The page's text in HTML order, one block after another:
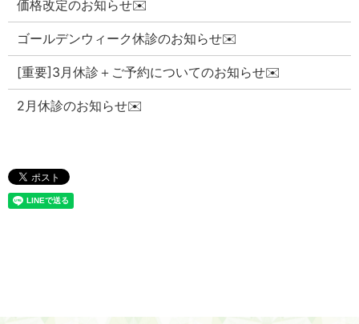
価格改定のお知らせ✉️
ゴールデンウィーク休診のお知らせ✉️
[重要]3月休診＋ご予約についてのお知らせ✉️
2月休診のお知らせ✉️